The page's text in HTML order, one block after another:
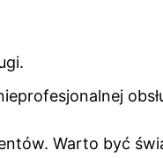
Warto być